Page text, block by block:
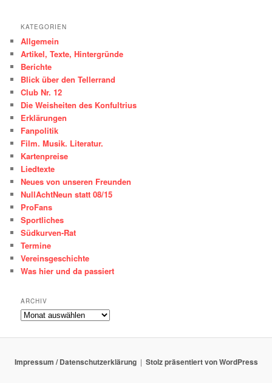
KATEGORIEN
Allgemein
Artikel, Texte, Hintergründe
Berichte
Blick über den Tellerrand
Club Nr. 12
Die Weisheiten des Konfultrius
Erklärungen
Fanpolitik
Film. Musik. Literatur.
Kartenpreise
Liedtexte
Neues von unseren Freunden
NullAchtNeun statt 08/15
ProFans
Sportliches
Südkurven-Rat
Termine
Vereinsgeschichte
Was hier und da passiert
ARCHIV
ARCHIV
Impressum / Datenschutzerklärung Stolz präsentiert von WordPress